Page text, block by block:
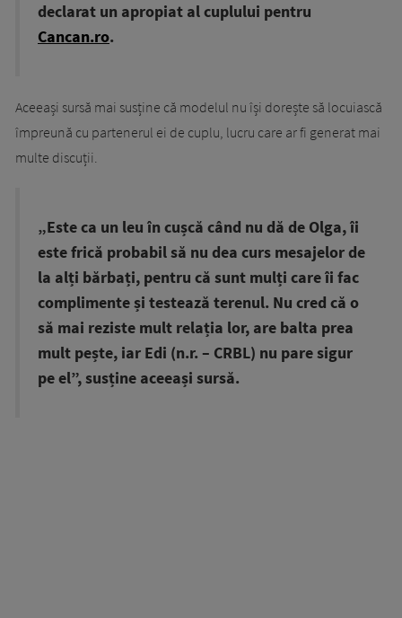
declarat un apropiat al cuplului pentru
Cancan.ro.
Aceeași sursă mai susține că modelul nu își dorește să locuiască
împreună cu partenerul ei de cuplu, lucru care ar fi generat mai
multe discuții.
„Este ca un leu în cușcă când nu dă de Olga, îi
este frică probabil să nu dea curs mesajelor de
la alți bărbați, pentru că sunt mulți care îi fac
complimente și testează terenul. Nu cred că o
să mai reziste mult relația lor, are balta prea
mult pește, iar Edi (n.r. – CRBL) nu pare sigur
pe el”, susține aceeași sursă.